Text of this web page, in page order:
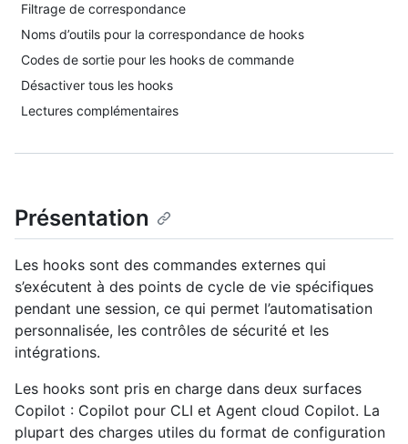
Filtrage de correspondance
Noms d’outils pour la correspondance de hooks
Codes de sortie pour les hooks de commande
Désactiver tous les hooks
Lectures complémentaires
Présentation
Les hooks sont des commandes externes qui
s’exécutent à des points de cycle de vie spécifiques
pendant une session, ce qui permet l’automatisation
personnalisée, les contrôles de sécurité et les
intégrations.
Les hooks sont pris en charge dans deux surfaces
Copilot : Copilot pour CLI et Agent cloud Copilot. La
plupart des charges utiles du format de configuration